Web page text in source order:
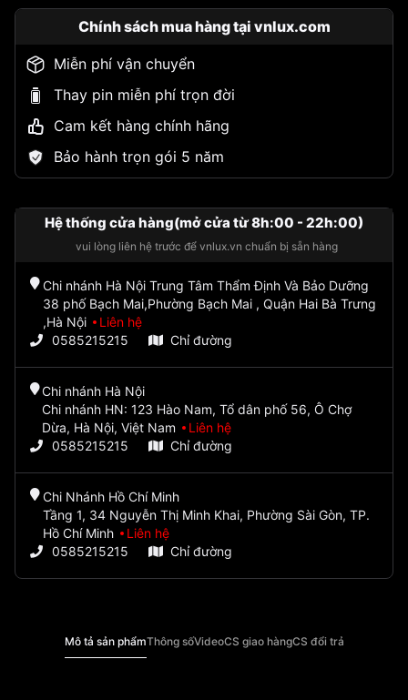
Chính sách mua hàng tại vnlux.com
Miễn phí vận chuyển
Thay pin miễn phí trọn đời
Cam kết hàng chính hãng
Bảo hành trọn gói 5 năm
Hệ thống cửa hàng(mở cửa từ 8h:00 - 22h:00)
vui lòng liên hệ trước để vnlux.vn chuẩn bị sẵn hàng
Chi nhánh Hà Nội Trung Tâm Thẩm Định Và Bảo Dưỡng
38 phố Bạch Mai,Phường Bạch Mai , Quận Hai Bà Trưng
,Hà Nội
Liên hệ
0585215215
Chỉ đường
Chi nhánh Hà Nội
Chi nhánh HN: 123 Hào Nam, Tổ dân phố 56, Ô Chợ
Dừa, Hà Nội, Việt Nam
Liên hệ
0585215215
Chỉ đường
Chi Nhánh Hồ Chí Minh
Tầng 1, 34 Nguyễn Thị Minh Khai, Phường Sài Gòn, TP.
Hồ Chí Minh
Liên hệ
0585215215
Chỉ đường
Mô tả sản phẩmThông sốVideoCS giao hàngCS đổi trả